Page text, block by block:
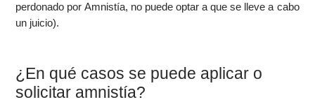
perdonado por Amnistía, no puede optar a que se lleve a cabo
un juicio).
¿En qué casos se puede aplicar o
solicitar amnistía?